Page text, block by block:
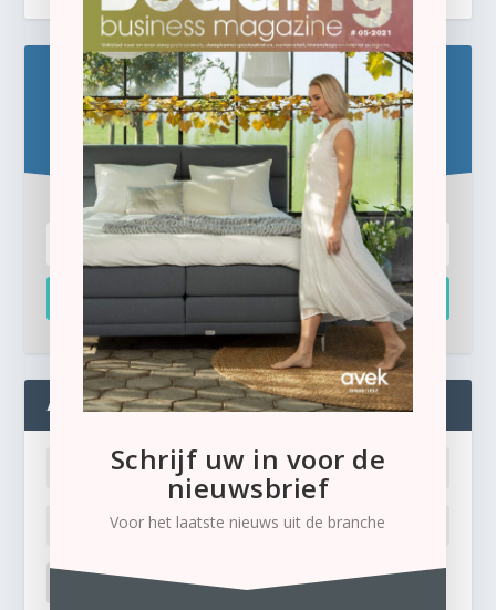
Blijf op de hoogte!
Schrijf u hier in voor de gratis e-newsletter.
Inschrijven
ADMIN
Ik ben mijn wachtwoord kwijt
Schrijf uw in voor de
nieuwsbrief
Voor het laatste nieuws uit de branche